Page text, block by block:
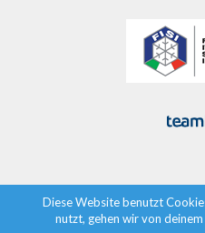
Diese Website benutzt
nutzt, gehen wir von